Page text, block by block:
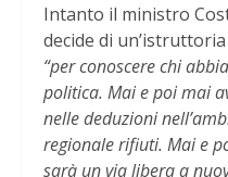
Intanto il ministro
decide di
“per conoscere chi
politica. Mai e poi mai
nelle deduzioni
regionale rifiuti. Mai e
sarà un via libera a